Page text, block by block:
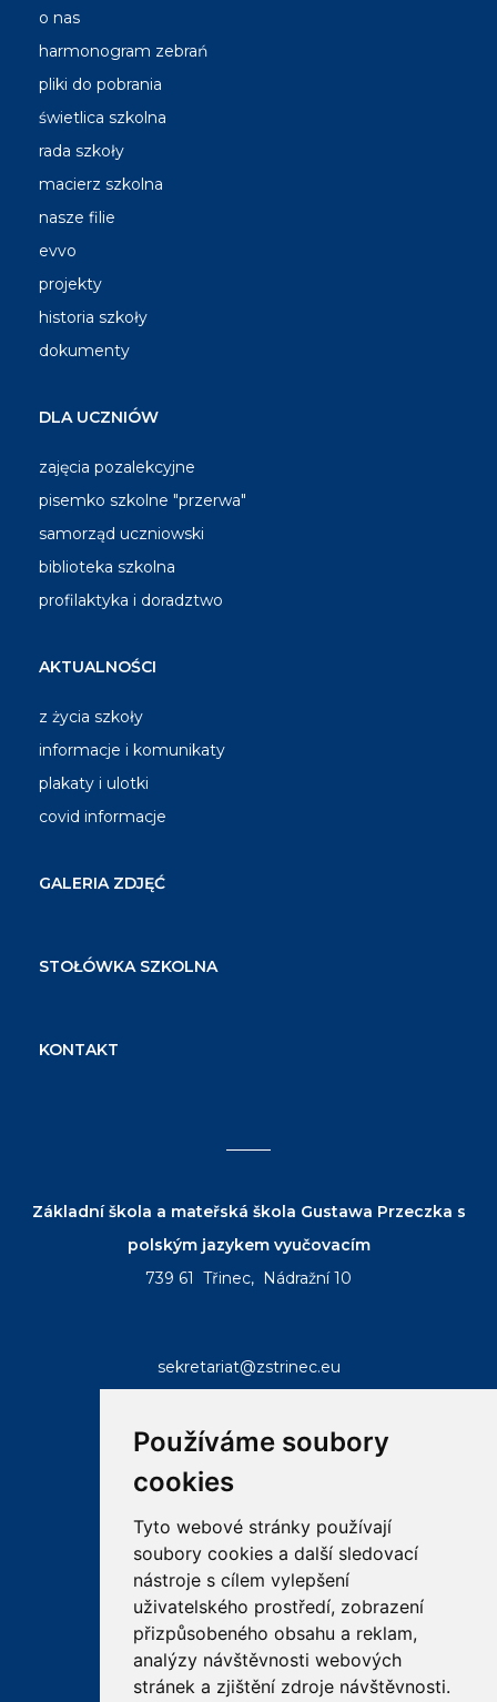
Používáme soubory
cookies
Tyto webové stránky používají
soubory cookies a další sledovací
nástroje s cílem vylepšení
uživatelského prostředí, zobrazení
přizpůsobeného obsahu a reklam,
analýzy návštěvnosti webových
stránek a zjištění zdroje návštěvnosti.
o nas
harmonogram zebrań
pliki do pobrania
świetlica szkolna
rada szkoły
macierz szkolna
nasze filie
evvo
projekty
historia szkoły
dokumenty
DLA UCZNIÓW
zajęcia pozalekcyjne
pisemko szkolne "przerwa"
samorząd uczniowski
biblioteka szkolna
profilaktyka i doradztwo
AKTUALNOŚCI
z życia szkoły
informacje i komunikaty
plakaty i ulotki
covid informacje
GALERIA ZDJĘĆ
STOŁÓWKA SZKOLNA
KONTAKT
Základní škola a mateřská škola Gustawa Przeczka s
polským jazykem vyučovacím
739 61 Třinec, Nádražní 10
sekretariat@zstrinec.eu
tel.:+420 773 746 958
RYCHLÉ ODKAZY
email bakalar ke
stazeni